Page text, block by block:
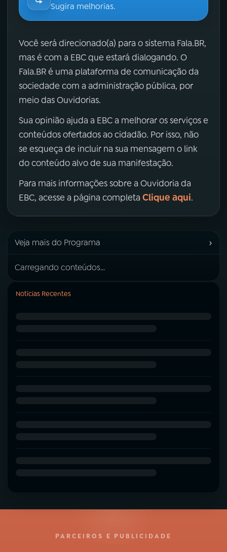
Sugira melhorias.
Você será direcionado(a) para o sistema Fala.BR,
mas é com a EBC que estará dialogando. O
Fala.BR é uma plataforma de comunicação da
sociedade com a administração pública, por
meio das Ouvidorias.
Sua opinião ajuda a EBC a melhorar os serviços e
conteúdos ofertados ao cidadão. Por isso, não
se esqueça de incluir na sua mensagem o link
do conteúdo alvo de sua manifestação.
Para mais informações sobre a Ouvidoria da
EBC, acesse a página completa Clique aqui.
Veja mais do Programa ›
Carregando conteúdos...
Notícias Recentes
PARCEIROS E PUBLICIDADE